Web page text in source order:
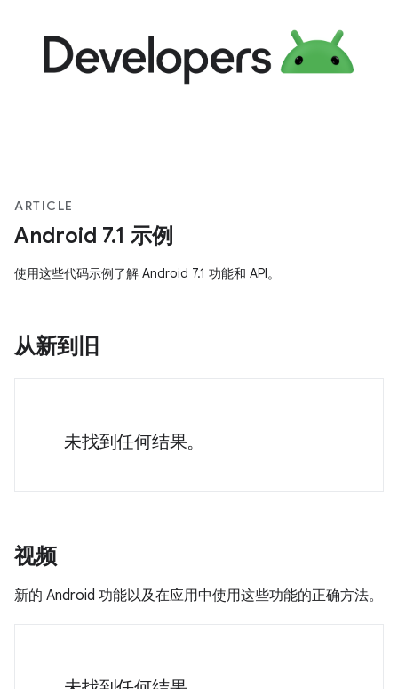
ARTICLE
Android 7.1 示例
使用这些代码示例了解 Android 7.1 功能和 API。
从新到旧
未找到任何结果。
视频
新的 Android 功能以及在应用中使用这些功能的正确方法。